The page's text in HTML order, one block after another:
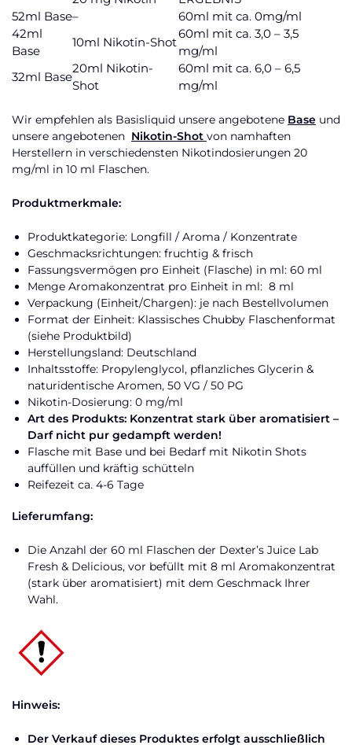
52ml Base–
60ml mit ca. 0mg/ml
42ml
Base
10ml Nikotin-Shot
60ml mit ca. 3,0 – 3,5
mg/ml
32ml Base
20ml Nikotin-
Shot
60ml mit ca. 6,0 – 6,5
mg/ml
Wir empfehlen als Basisliquid unsere angebotene Base und
unsere angebotenen Nikotin-Shot von namhaften
Herstellern in verschiedensten Nikotindosierungen 20
mg/ml in 10 ml Flaschen.
Produktmerkmale:
Produktkategorie: Longfill / Aroma / Konzentrate
Geschmacksrichtungen: fruchtig & frisch
Fassungsvermögen pro Einheit (Flasche) in ml: 60 ml
Menge Aromakonzentrat pro Einheit in ml: 8 ml
Verpackung (Einheit/Chargen): je nach Bestellvolumen
Format der Einheit: Klassisches Chubby Flaschenformat
(siehe Produktbild)
Herstellungsland: Deutschland
Inhaltsstoffe: Propylenglycol, pflanzliches Glycerin &
naturidentische Aromen, 50 VG / 50 PG
Nikotin-Dosierung: 0 mg/ml
Art des Produkts: Konzentrat stark über aromatisiert –
Darf nicht pur gedampft werden!
Flasche mit Base und bei Bedarf mit Nikotin Shots
auffüllen und kräftig schütteln
Reifezeit ca. 4-6 Tage
Lieferumfang:
Die Anzahl der 60 ml Flaschen der Dexter’s Juice Lab
Fresh & Delicious, vor befüllt mit 8 ml Aromakonzentrat
(stark über aromatisiert) mit dem Geschmack Ihrer
Wahl.
Hinweis:
Der Verkauf dieses Produktes erfolgt ausschließlich